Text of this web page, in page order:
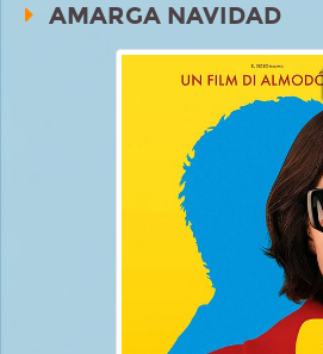
AMARGA NAVIDAD